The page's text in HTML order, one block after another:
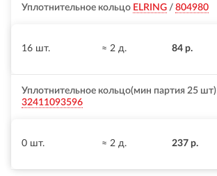
Уплотнительное кольцо ELRING / 804980
16 шт. ≈ 2 д. 84 р.
Уплотнительное кольцо(мин партия 25 шт)
32411093596
0 шт. ≈ 2 д. 237 р.